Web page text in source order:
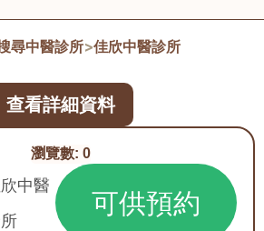
尋中醫診所>佳欣中醫診所
瀏覽數: 0
中醫
可供預約
查看詳細資料